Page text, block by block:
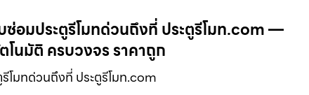
ซ่อมประตูรีโมทด่วนถึงที่ ประตูรีโมท.com —
โนมัติ ครบวงจร ราคาถูก
โมทด่วนถึงที่ ประตูรีโมท.com